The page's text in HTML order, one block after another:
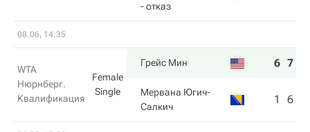
- отказ
08.06, 14:35
WTA
Нюрнберг.
Квалификация
Female
Single
Грейс Мин 6 7
Мервана Югич-
Салкич
1 6